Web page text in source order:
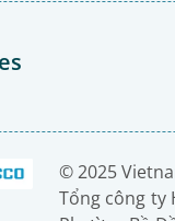
© 2025
Tổng công ty